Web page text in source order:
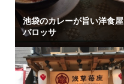
池袋のカレーが旨い洋食屋
バロッサ